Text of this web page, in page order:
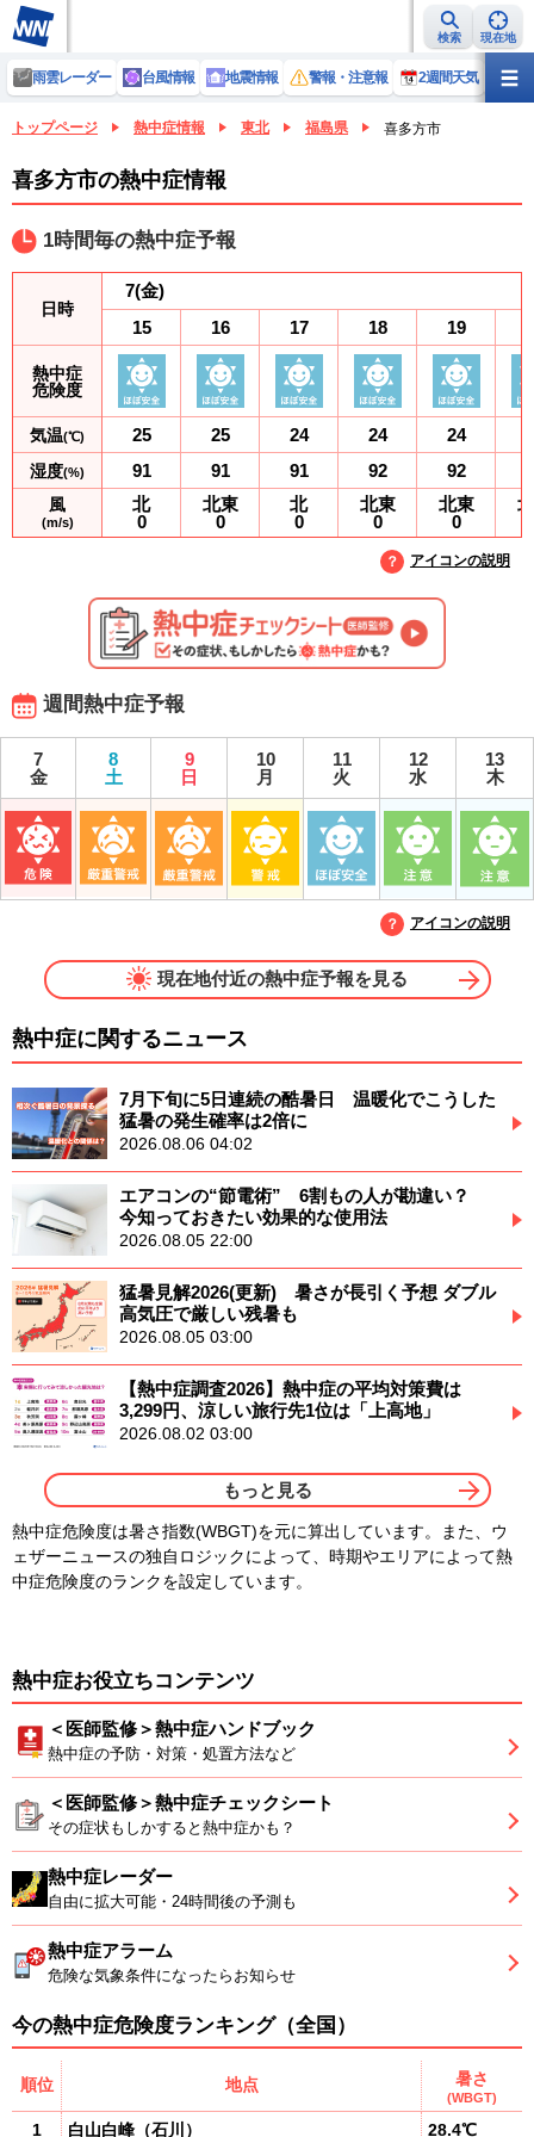
検索 現在地
雨雲レーダー 台風情報 地震情報 警報・注意報 2週間天気 ラ
トップページ 熱中症情報 東北 福島県 喜多方市
喜多方市の熱中症情報
1時間毎の熱中症予報
日時
熱中症
危険度
気温(℃)
湿度(%)
風
(m/s)
7(金)
15
25
91
北
0
16
25
91
北東
0
17
24
91
北
0
18
24
92
北東
0
19
24
92
北東
0
アイコンの説明
週間熱中症予報
7
金
8
土
9
日
10
月
11
火
12
水
13
木
アイコンの説明
現在地付近の熱中症予報を見る
熱中症に関するニュース
7月下旬に5日連続の酷暑日 温暖化でこうした
猛暑の発生確率は2倍に
2026.08.06 04:02
エアコンの“節電術” 6割もの人が勘違い？
今知っておきたい効果的な使用法
2026.08.05 22:00
猛暑見解2026(更新) 暑さが長引く予想 ダブル
高気圧で厳しい残暑も
2026.08.05 03:00
【熱中症調査2026】熱中症の平均対策費は
3,299円、涼しい旅行先1位は「上高地」
2026.08.02 03:00
もっと見る
熱中症危険度は暑さ指数(WBGT)を元に算出しています。また、ウ
ェザーニュースの独自ロジックによって、時期やエリアによって熱
中症危険度のランクを設定しています。
熱中症お役立ちコンテンツ
＜医師監修＞熱中症ハンドブック
熱中症の予防・対策・処置方法など
＜医師監修＞熱中症チェックシート
その症状もしかすると熱中症かも？
熱中症レーダー
自由に拡大可能・24時間後の予測も
熱中症アラーム
危険な気象条件になったらお知らせ
今の熱中症危険度ランキング（全国）
順位 地点 暑さ
(WBGT)
1 白山白峰 （石川 ） 28.4℃